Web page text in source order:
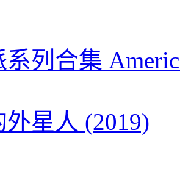
列合集
星人 (2019)